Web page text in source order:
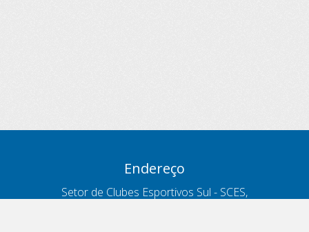
Endereço
Setor de Clubes Esportivos Sul - SCES,